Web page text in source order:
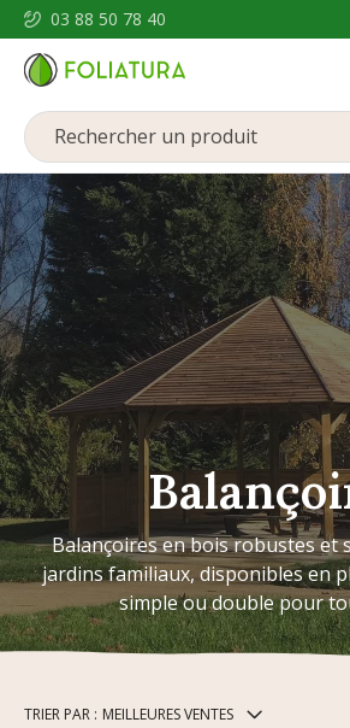
03 88 50 78 40
Balançoires en bois robustes et
jardins familiaux, disponibles en
simple ou double pour
TRIER PAR : MEILLEURES VENTES